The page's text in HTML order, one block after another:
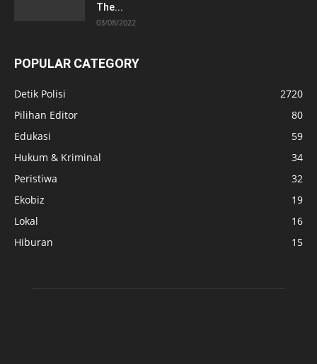
The...
03/08/2022
POPULAR CATEGORY
Detik Polisi
2720
Pilihan Editor
80
Edukasi
59
Hukum & Kriminal
34
Peristiwa
32
Ekobiz
19
Lokal
16
Hiburan
15